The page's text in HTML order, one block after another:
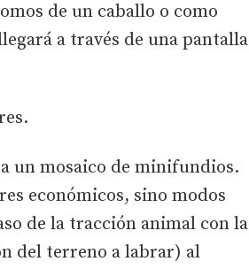
de un caballo o como
a través de una pantalla
un mosaico de minifundios.
económicos, sino modos
de la tracción animal con la
del terreno a labrar) al